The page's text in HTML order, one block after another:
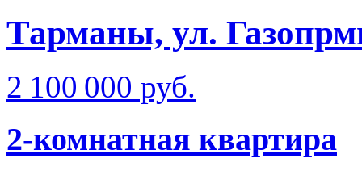
Тарманы, ул.
2 100 000 руб.
2-комнатная квартира